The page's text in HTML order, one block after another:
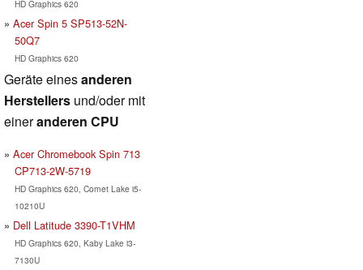
HD Graphics 620
Acer Spin 5 SP513-52N-
50Q7
HD Graphics 620
Geräte einesanderen
Herstellers und/oder mit
eineranderen CPU
Acer Chromebook Spin 713
CP713-2W-5719
HD Graphics 620, Comet Lake i5-
10210U
Dell Latitude 3390-T1VHM
HD Graphics 620, Kaby Lake i3-
7130U